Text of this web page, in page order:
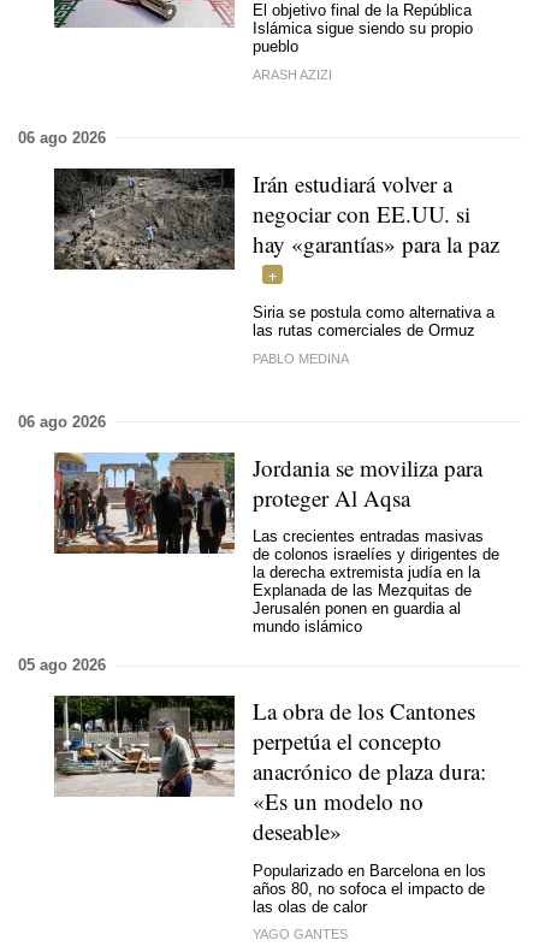
El objetivo final de la República
Islámica sigue siendo su propio
pueblo
ARASH AZIZI
06 ago 2026
Irán estudiará volver a
negociar con EE.UU. si
hay «garantías» para la paz
Siria se postula como alternativa a
las rutas comerciales de Ormuz
PABLO MEDINA
06 ago 2026
Jordania se moviliza para
proteger Al Aqsa
Las crecientes entradas masivas
de colonos israelíes y dirigentes de
la derecha extremista judía en la
Explanada de las Mezquitas de
Jerusalén ponen en guardia al
mundo islámico
05 ago 2026
La obra de los Cantones
perpetúa el concepto
anacrónico de plaza dura:
«Es un modelo no
deseable»
Popularizado en Barcelona en los
años 80, no sofoca el impacto de
las olas de calor
YAGO GANTES